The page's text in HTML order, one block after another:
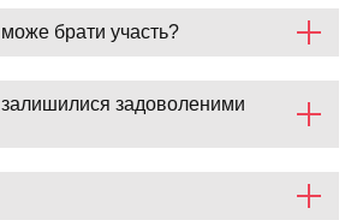
брати участь?
задоволеними